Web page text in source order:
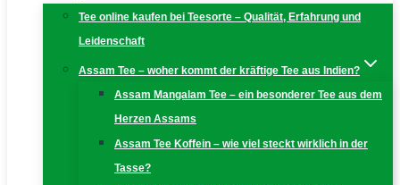
Tee online kaufen bei Teesorte – Qualität, Erfahrung und
Leidenschaft
Assam Tee – woher kommt der kräftige Tee aus Indien?
Assam Mangalam Tee – ein besonderer Tee aus dem
Herzen Assams
Assam Tee Koffein – wie viel steckt wirklich in der
Tasse?